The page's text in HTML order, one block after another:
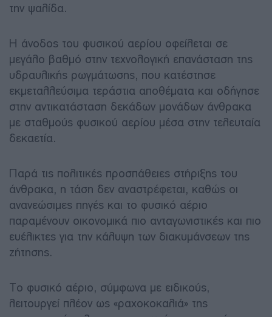
την ψαλίδα.
Η άνοδος του φυσικού αερίου οφείλεται σε
μεγάλο βαθμό στην τεχνολογική επανάσταση της
υδραυλικής ρωγμάτωσης, που κατέστησε
εκμεταλλεύσιμα τεράστια αποθέματα και οδήγησε
στην αντικατάσταση δεκάδων μονάδων άνθρακα
με σταθμούς φυσικού αερίου μέσα στην τελευταία
δεκαετία.
Παρά τις πολιτικές προσπάθειες στήριξης του
άνθρακα, η τάση δεν αναστρέφεται, καθώς οι
ανανεώσιμες πηγές και το φυσικό αέριο
παραμένουν οικονομικά πιο ανταγωνιστικές και πιο
ευέλικτες για την κάλυψη των διακυμάνσεων της
ζήτησης.
Το φυσικό αέριο, σύμφωνα με ειδικούς,
λειτουργεί πλέον ως «ραχοκοκαλιά» της